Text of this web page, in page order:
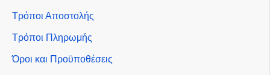
Τρόποι Αποστολής
Τρόποι Πληρωμής
Όροι και Προϋποθέσεις